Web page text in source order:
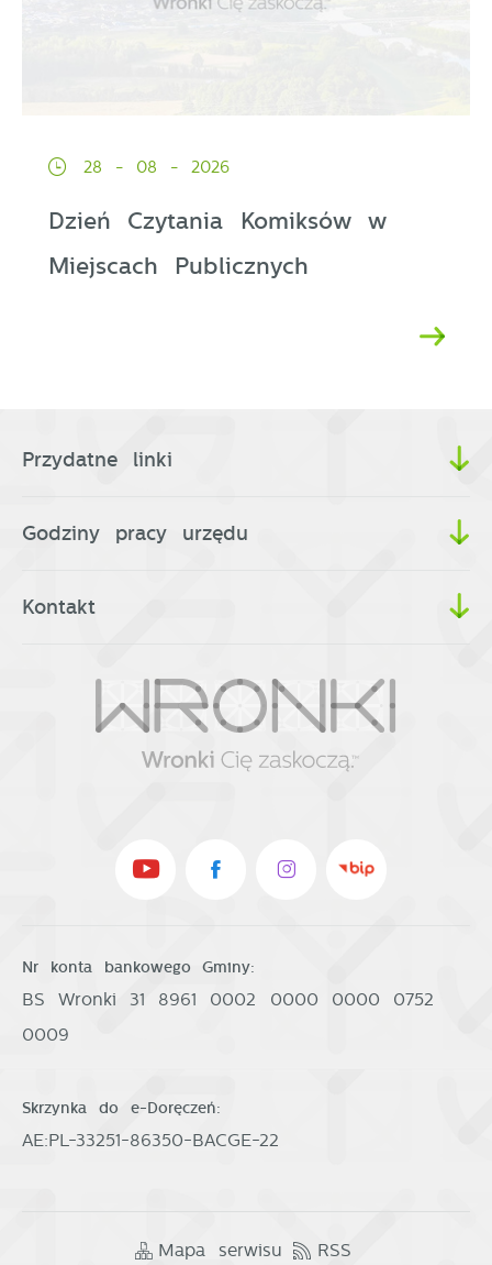
28 - 08 - 2026
Dzień Czytania Komiksów w
Miejscach Publicznych
Przydatne linki
Godziny pracy urzędu
Kontakt
Nr konta bankowego Gminy:
BS Wronki 31 8961 0002 0000 0000 0752
0009
Skrzynka do e-Doręczeń:
AE:PL-33251-86350-BACGE-22
Mapa serwisu RSS